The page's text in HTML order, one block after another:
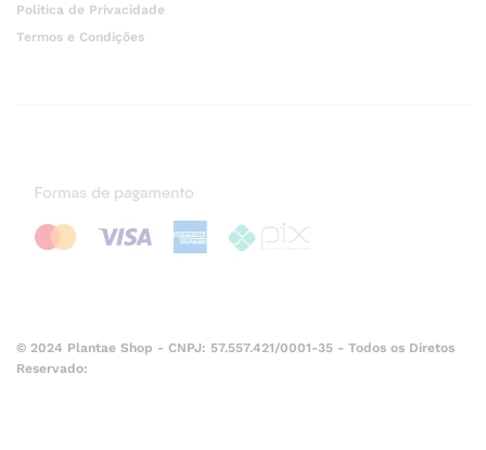
Politica de Privacidade
Termos e Condições
© 2024 Plantae Shop - CNPJ: 57.557.421/0001-35 - Todos os Diretos
Reservado: